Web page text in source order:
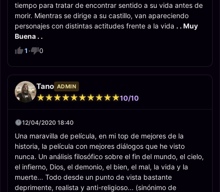
tiempo para tratar de encontrar sentido a su vida antes de
morir. Mientras se dirige a su castillo, van apareciendo
personajes con distintas actitudes frente a la vida . . Muy
Buena . .
1 · 0
Tano ADMIN
★
★★
★★
★★
★★
★★
★★
★★
★★
★★
★10/10
12/04/2020 18:40
Una maravilla de película, en mi top de mejores de la
historia, la película con mejores diálogos que he visto
nunca. Un análisis filosófico sobre el fin del mundo, el cielo,
el infierno, Dios, el demonio, el bien, el mal, la vida y la
muerte... Todo desde un punto de vista bastante
deprimente, realista y anti-religioso... (sinónimo de